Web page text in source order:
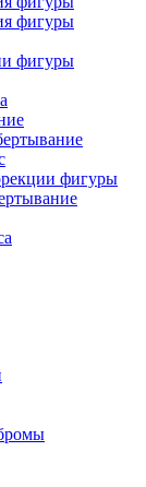
фигуры
фигуры
фигуры